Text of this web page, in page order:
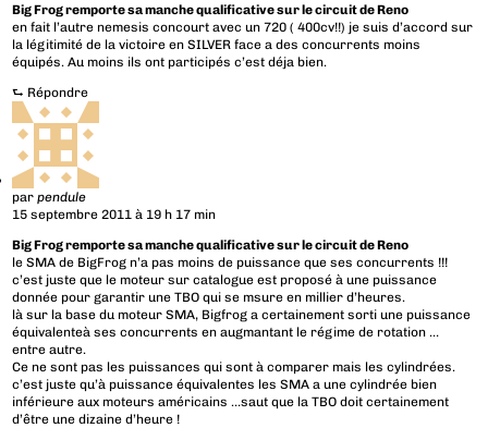
Big Frog remporte sa manche qualificative sur le circuit de Reno
en fait l’autre nemesis concourt avec un 720 ( 400cv!!) je suis d’accord sur
la légitimité de la victoire en SILVER face a des concurrents moins
équipés. Au moins ils ont participés c’est déja bien.
⮑ Répondre
parpendule
15 septembre 2011 à 19 h 17 min
Big Frog remporte sa manche qualificative sur le circuit de Reno
le SMA de BigFrog n’a pas moins de puissance que ses concurrents !!!
c’est juste que le moteur sur catalogue est proposé à une puissance
donnée pour garantir une TBO qui se msure en millier d’heures.
là sur la base du moteur SMA, Bigfrog a certainement sorti une puissance
équivalenteà ses concurrents en augmantant le régime de rotation …
entre autre.
Ce ne sont pas les puissances qui sont à comparer mais les cylindrées.
c’est juste qu’à puissance équivalentes les SMA a une cylindrée bien
inférieure aux moteurs américains …saut que la TBO doit certainement
d’être une dizaine d’heure !